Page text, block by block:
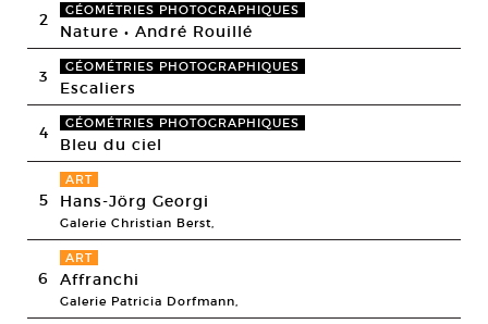
2 GÉOMÉTRIES PHOTOGRAPHIQUES
Nature • André Rouillé
3 GÉOMÉTRIES PHOTOGRAPHIQUES
Escaliers
4 GÉOMÉTRIES PHOTOGRAPHIQUES
Bleu du ciel
5
ART
Hans-Jörg Georgi
Galerie Christian Berst,
6
ART
Affranchi
Galerie Patricia Dorfmann,